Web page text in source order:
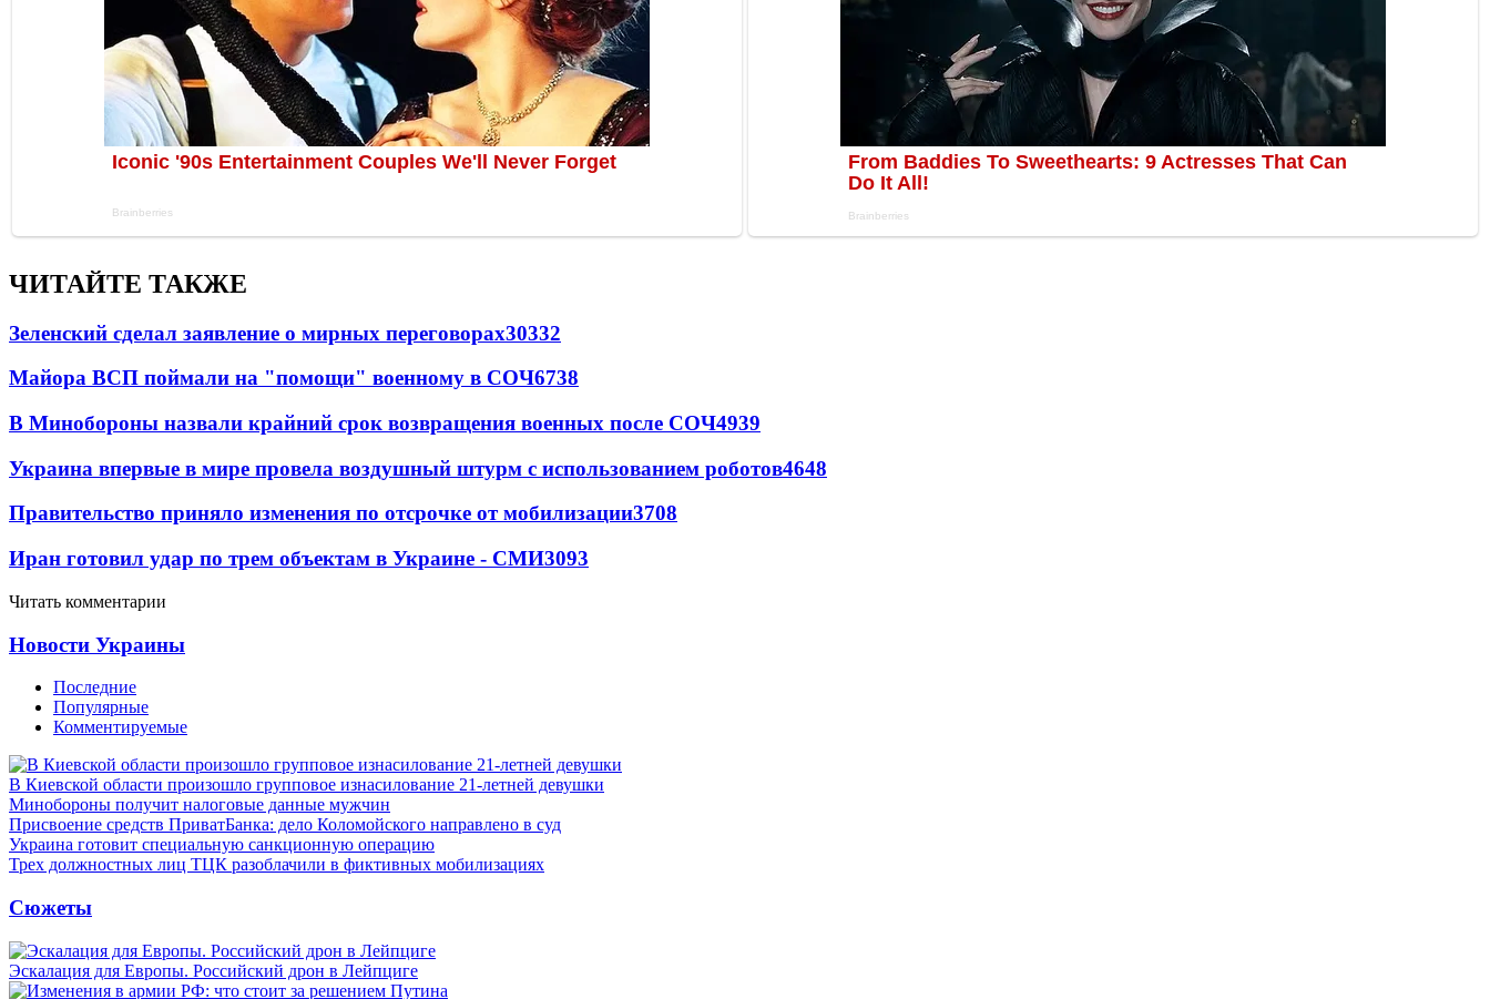
ЧИТАЙТЕ ТАКЖЕ
Зеленский сделал заявление о мирных переговорах30332
Майора ВСП поймали на "помощи" военному в СОЧ6738
В Минобороны назвали крайний срок возвращения военных после СОЧ4939
Украина впервые в мире провела воздушный штурм с использованием роботов4648
Правительство приняло изменения по отсрочке от мобилизации3708
Иран готовил удар по трем объектам в Украине - СМИ3093
Читать комментарии
Новости Украины
Последние
Популярные
Комментируемые
В Киевской области произошло групповое изнасилование 21-летней девушки
Минобороны получит налоговые данные мужчин
Присвоение средств ПриватБанка: дело Коломойского направлено в суд
Украина готовит специальную санкционную операцию
Трех должностных лиц ТЦК разоблачили в фиктивных мобилизациях
Сюжеты
Эскалация для Европы. Российский дрон в Лейпциге